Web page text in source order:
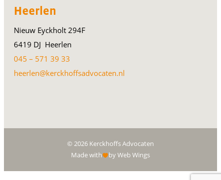
Heerlen
Nieuw Eyckholt 294F
6419 DJ Heerlen
045 – 571 39 33
heerlen@kerckhoffsadvocaten.nl
© 2026 Kerckhoffs Advocaten
Made with
by Web Wings